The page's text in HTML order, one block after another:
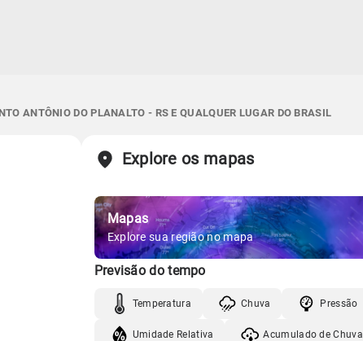
ANTÔNIO DO PLANALTO - RS E QUALQUER LUGAR DO BRASIL
Explore os mapas
Mapas
Explore sua região no mapa
Previsão do tempo
Temperatura Chuva Pressão
Umidade Relativa Acumulado de Chuva